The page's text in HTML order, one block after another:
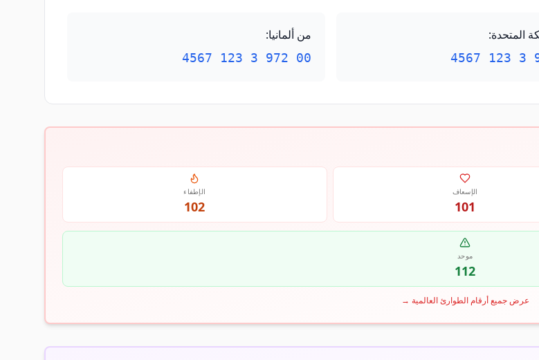
المتحدة: من ألمانيا:
00 972 3 123 4567
الإسعاف
101
الإطفاء
102
موحد
112
عرض جميع أرقام الطوارئ العالمية →